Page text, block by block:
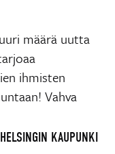
määrä uutta
ihmisten
Vahva
KAUPUNKI